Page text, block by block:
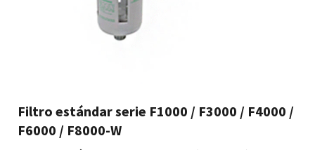
Filtro estándar serie F1000 / F3000 / F4000 /
F6000 / F8000-W